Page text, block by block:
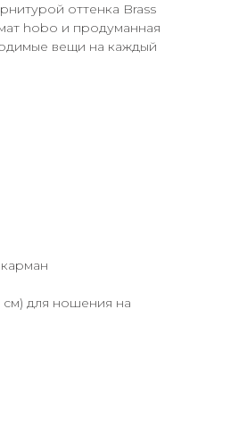
оттенка Brass
hobo и продуманная
вещи на каждый
для ношения на